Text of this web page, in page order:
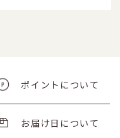
ポイントについて
お届け日について